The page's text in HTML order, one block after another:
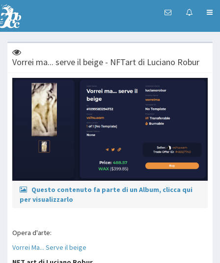
Vorrei ma... serve il beige - NFTart di Luciano Robur
Questo contenuto fa parte di un Album, clicca qui
per visualizzarlo
Opera d'arte:
Vorrei Ma... Serve il beige